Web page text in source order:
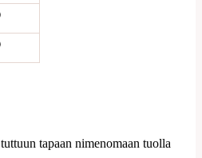
tapaan nimenomaan tuolla